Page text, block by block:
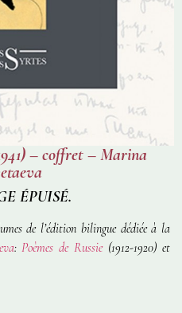
– coffret – Marina
ÉPUISÉ.
de l’édition bilingue dédiée à la
: Poèmes de Russie (1912-1920) et